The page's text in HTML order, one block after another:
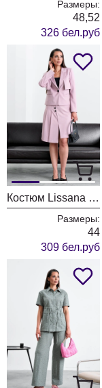
Размеры:
48,52
326 бел.руб
Костюм Lissana 4948 розовый
Размеры:
44
309 бел.руб